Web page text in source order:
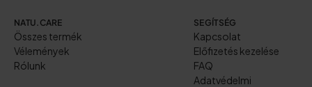
NATU.CARE
Összes termék
Vélemények
Rólunk
SEGÍTSÉG
Kapcsolat
Előfizetés kezelése
FAQ
Adatvédelmi